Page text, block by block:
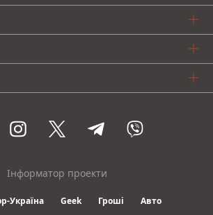
Інформатор проекти
Україна Geek Гроші Авто